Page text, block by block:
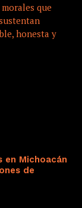
que
honesta y
en Michoacán
de